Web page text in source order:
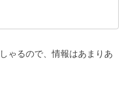
ゃるので、情報はあまりあ